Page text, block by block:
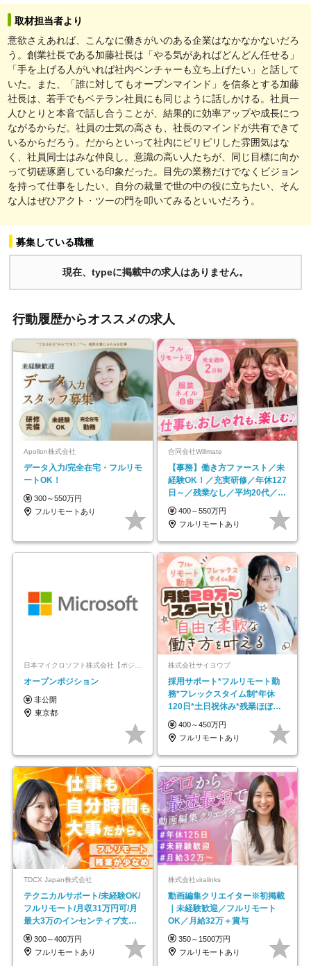
取材担当者より
意欲さえあれば、こんなに働きがいのある企業はなかなかないだろ
う。創業社長である加藤社長は「やる気があればどんどん任せる」
「手を上げる人がいれば社内ベンチャーも立ち上げたい」と話して
いた。また、「誰に対してもオープンマインド」を信条とする加藤
社長は、若手でもベテラン社員にも同じように話しかける。社員一
人ひとりと本音で話し合うことが、結果的に効率アップや成長につ
ながるからだ。社員の士気の高さも、社長のマインドが共有できて
いるからだろう。だからといって社内にピリピリした雰囲気はな
く、社員同士はみな仲良し。意識の高い人たちが、同じ目標に向か
って切磋琢磨している印象だった。目先の業務だけでなくビジョン
を持って仕事をしたい、自分の裁量で世の中の役に立ちたい、そん
な人はぜひアクト・ツーの門を叩いてみるといいだろう。
募集している職種
現在、typeに掲載中の求人はありません。
行動履歴からオススメの求人
Apollon株式会社
データ入力/完全在宅・フルリモ
ートOK！
300～550万円
フルリモートあり
合同会社Willmate
【事務】働き方ファースト／未
経験OK！／充実研修／年休127
日～／残業なし／平均20代／リ
モートOK
400～550万円
フルリモートあり
日本マイクロソフト株式会社【ポジションマッチ登録】
オープンポジション
非公開
東京都
株式会社サイヨウブ
採用サポート*フルリモート勤
務*フレックスタイム制*年休
120日*土日祝休み*残業ほぼな
し*育児中社員8割以上
400～450万円
フルリモートあり
TDCX Japan株式会社
テクニカルサポート/未経験OK/
フルリモート/月収31万円可/月
最大3万のインセンティブ支給/
平均年齢33歳
300～400万円
フルリモートあり
株式会社viralinks
動画編集クリエイター※初掲載
｜未経験歓迎／フルリモート
OK／月給32万＋賞与
350～1500万円
フルリモートあり